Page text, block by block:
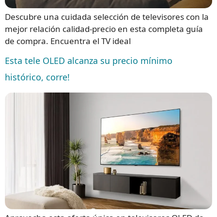
Descubre una cuidada selección de televisores con la
mejor relación calidad-precio en esta completa guía
de compra. Encuentra el TV ideal
Esta tele OLED alcanza su precio mínimo
histórico, corre!